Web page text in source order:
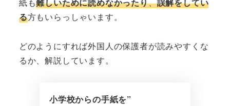
紙も難しいために読めなかったり、誤解をしてい
る方もいらっしゃいます。
どのようにすれば外国人の保護者が読みやすくな
るか、解説しています。
小学校からの手紙を”